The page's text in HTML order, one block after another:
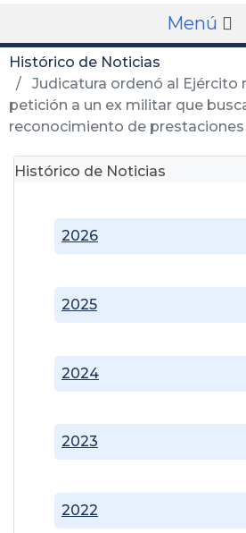
Menú
Histórico de Noticias
Judicatura ordenó al Ejército
petición a un ex militar que
reconocimiento de prestaciones
Histórico de Noticias
2022
2023
2024
2025
2026